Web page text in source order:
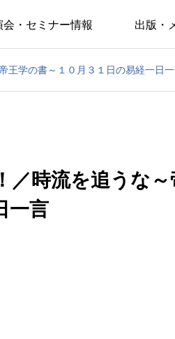
会・セミナー情報 出版・
王学の書～１０月３１日の易経一日
／時流を追うな～
一言